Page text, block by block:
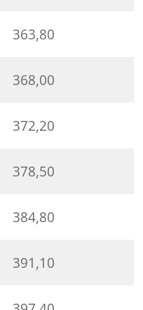
363,80
368,00
372,20
378,50
384,80
391,10